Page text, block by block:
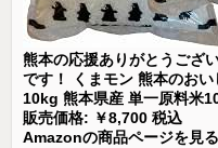
熊本の応援ありがとうござ
です！ くまモン 熊本のお
10kg 熊本県産 単一原料米
販売価格: ￥8,700 税込
Amazonの商品ページを見